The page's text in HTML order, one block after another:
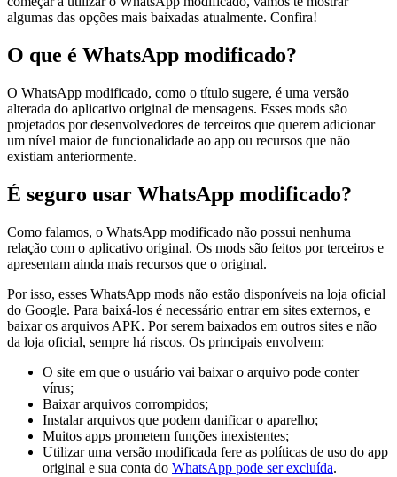
algumas das opções mais baixadas atualmente. Confira!
O que é WhatsApp modificado?
O WhatsApp modificado, como o título sugere, é uma versão
alterada do aplicativo original de mensagens. Esses mods são
projetados por desenvolvedores de terceiros que querem adicionar
um nível maior de funcionalidade ao app ou recursos que não
existiam anteriormente.
É seguro usar WhatsApp modificado?
Como falamos, o WhatsApp modificado não possui nenhuma
relação com o aplicativo original. Os mods são feitos por terceiros e
apresentam ainda mais recursos que o original.
Por isso, esses WhatsApp mods não estão disponíveis na loja oficial
do Google. Para baixá-los é necessário entrar em sites externos, e
baixar os arquivos APK. Por serem baixados em outros sites e não
da loja oficial, sempre há riscos. Os principais envolvem:
O site em que o usuário vai baixar o arquivo pode conter
vírus;
Baixar arquivos corrompidos;
Instalar arquivos que podem danificar o aparelho;
Muitos apps prometem funções inexistentes;
Utilizar uma versão modificada fere as políticas de uso do app
original e sua conta do WhatsApp pode ser excluída.